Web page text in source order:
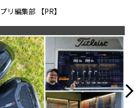
リ編集部 【PR】